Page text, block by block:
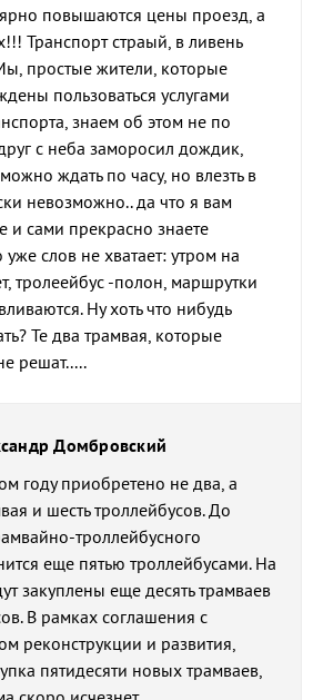
повышаются цены проезд, а
Транспорт страый, в ливень
простые жители, которые
пользоваться услугами
знаем об этом не по
с неба заморосил дождик,
ждать по часу, но влезть в
невозможно.. да что я вам
и сами прекрасно знаете
слов не хватает: утром на
тролеейбус -полон, маршрутки
Ну хоть что нибудь
Те два трамвая, которые
решат.....
Домбровский
году приобретено не два, а
и шесть троллейбусов. До
троллейбусного
еще пятью троллейбусами. На
закуплены еще десять трамваев
В рамках соглашения с
реконструкции и развития,
пятидесяти новых трамваев,